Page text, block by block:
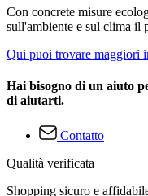
Con concrete misure
sull'ambiente e sul clima il
Qui puoi trovare maggiori
Hai bisogno di un aiuto
di aiutarti.
Contatto
Qualità verificata
Shopping sicuro e